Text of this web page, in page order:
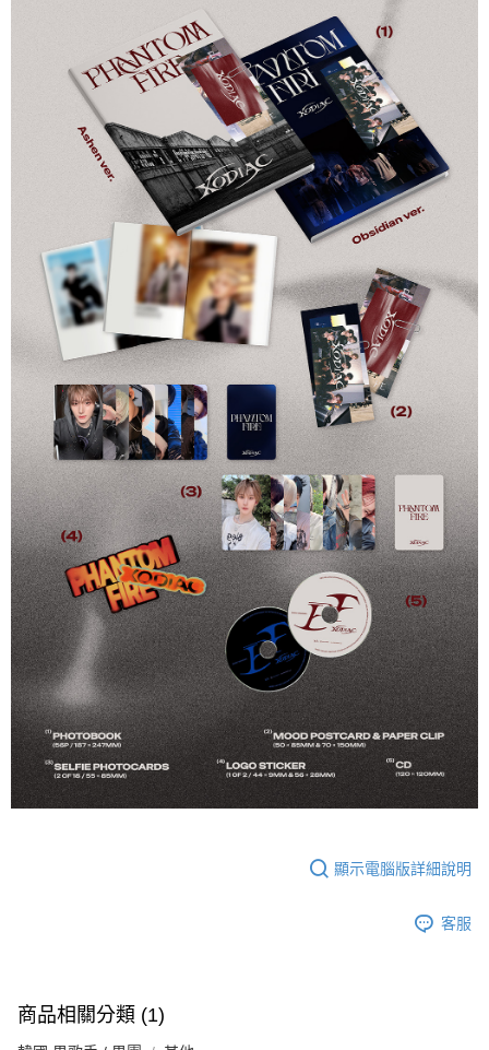
顯示電腦版詳細說明
客服
商品相關分類 (1)